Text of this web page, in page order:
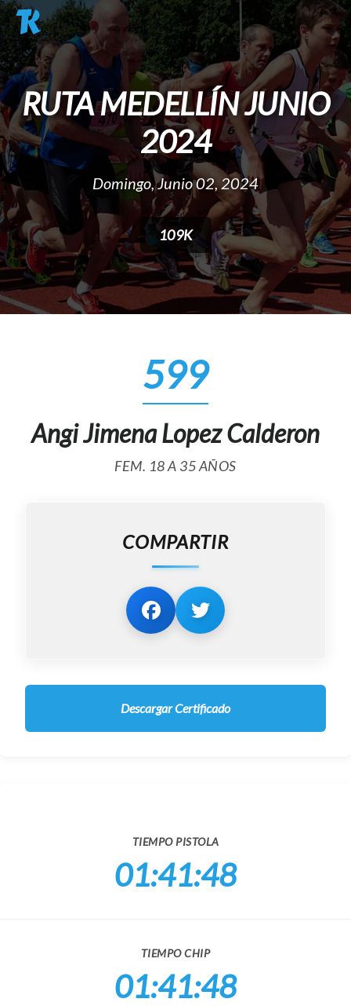
Pasar al contenido principal
RUTA MEDELLÍN JUNIO
2024
Domingo, Junio 02, 2024
109K
599
Angi Jimena Lopez Calderon
FEM. 18 A 35 AÑOS
COMPARTIR
Descargar Certificado
TIEMPO PISTOLA
01:41:48
TIEMPO CHIP
01:41:48